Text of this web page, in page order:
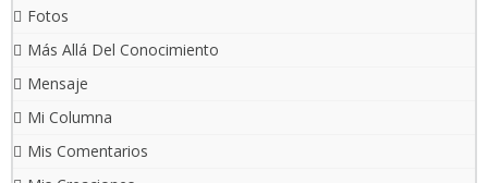
Fotos
Más Allá Del Conocimiento
Mensaje
Mi Columna
Mis Comentarios